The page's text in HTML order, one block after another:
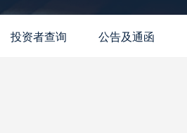
投资者查询 公告及通函